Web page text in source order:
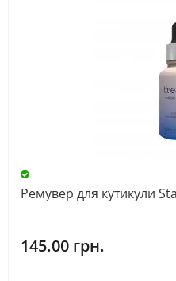
Ремувер для кутикули
145.00 грн.